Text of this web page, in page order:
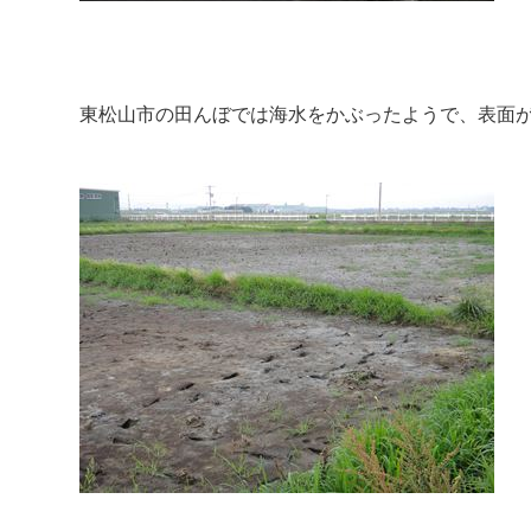
東松山市の田んぼでは海水をかぶったようで、表面